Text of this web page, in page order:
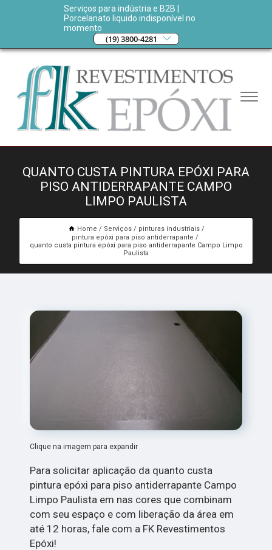
Serviços para indústria e B2B |
Porcelanato liquido indisponível no
momento
(19) 3800-4281
QUANTO CUSTA PINTURA EPÓXI PARA
PISO ANTIDERRAPANTE CAMPO
LIMPO PAULISTA
Home Serviços
pinturas industriais
pintura epóxi para piso antiderrapante
quanto custa pintura epóxi para piso antiderrapante Campo Limpo
Paulista
Clique na imagem para expandir
Para solicitar aplicação da quanto custa
pintura epóxi para piso antiderrapante Campo
Limpo Paulista em nas cores que combinam
com seu espaço e com liberação da área em
até 12 horas, fale com a FK Revestimentos
Epóxi!